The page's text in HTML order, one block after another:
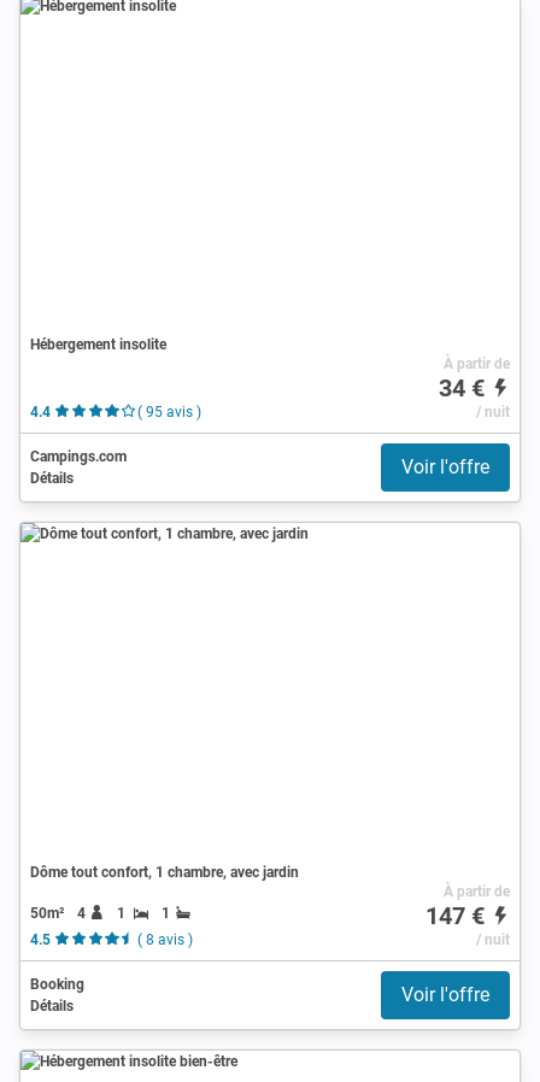
Hébergement insolite
4.4 ( 95 avis )
À partir de
34 €
/ nuit
Campings.com
Détails
Voir l'offre
Dôme tout confort, 1 chambre, avec jardin
50m² 4 1
1
4.5
( 8 avis )
À partir de
147 €
/ nuit
Booking
Détails
Voir l'offre